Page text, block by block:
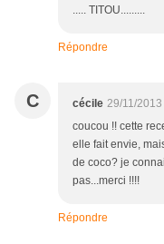
..... TITOU.........
Répondre
C cécile 29/11/
coucou !! cette
elle fait envie,
de coco? je
pas...merci !!!!
Répondre